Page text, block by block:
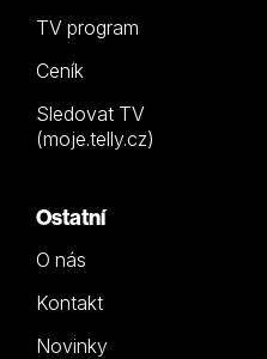
TV program
Ceník
Sledovat TV
(moje.telly.cz)
Ostatní
O nás
Kontakt
Novinky